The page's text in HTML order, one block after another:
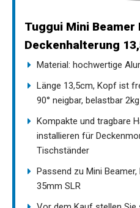
Tuggui Mini Beamer
Deckenhalterung
Material: hochwertige
Länge 13,5cm, Kopf ist
90° neigbar, belastbar 2kg
Kompakte und tragbare
installieren für
Tischständer
Passend zu Mini
35mm SLR